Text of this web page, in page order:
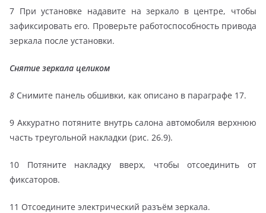
7 При установке надавите на зеркало в центре, чтобы
зафиксировать его. Проверьте работоспособность привода
зеркала после установки.
Снятие зеркала целиком
8 Снимите панель обшивки, как описано в параграфе 17.
9 Аккуратно потяните внутрь салона автомобиля верхнюю
часть треугольной накладки (рис. 26.9).
10 Потяните накладку вверх, чтобы отсоединить от
фиксаторов.
11 Отсоедините электрический разъём зеркала.